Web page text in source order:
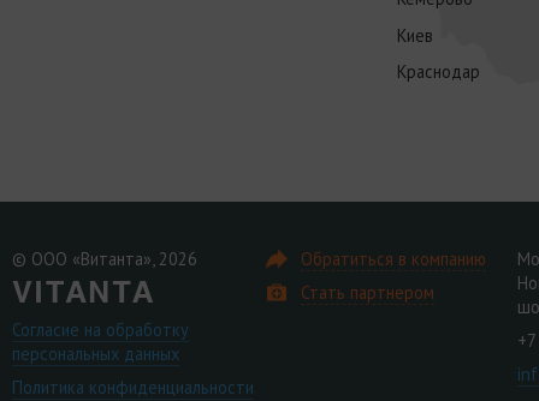
Киев
Краснодар
© ООО «Витанта», 2026
Согласие на обработку
персональных данных
Политика конфиденциальности
Обратиться в компанию
Стать партнером